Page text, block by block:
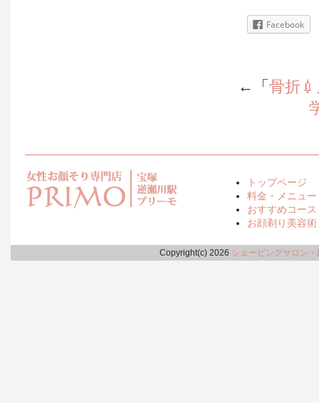
Facebook
←「 骨折💉
トップページ
料金・メニュー
おすすめコース
お顔剃り美容術
Copyright(c) 2026 シェービングサロン